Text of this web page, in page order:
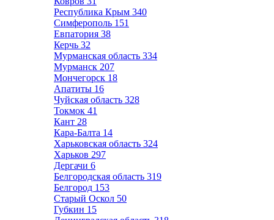
Республика Крым 340
Симферополь 151
Евпатория 38
Керчь 32
Мурманская область 334
Мурманск 207
Мончегорск 18
Апатиты 16
Чуйская область 328
Токмок 41
Кант 28
Кара-Балта 14
Харьковская область 324
Харьков 297
Дергачи 6
Белгородская область 319
Белгород 153
Старый Оскол 50
Губкин 15